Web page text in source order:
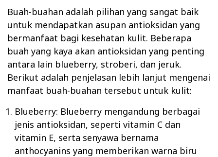
Buah-buahan adalah pilihan yang sangat baik
untuk mendapatkan asupan antioksidan yang
bermanfaat bagi kesehatan kulit. Beberapa
buah yang kaya akan antioksidan yang penting
antara lain blueberry, stroberi, dan jeruk.
Berikut adalah penjelasan lebih lanjut mengenai
manfaat buah-buahan tersebut untuk kulit:
Blueberry: Blueberry mengandung berbagai
jenis antioksidan, seperti vitamin C dan
vitamin E, serta senyawa bernama
anthocyanins yang memberikan warna biru